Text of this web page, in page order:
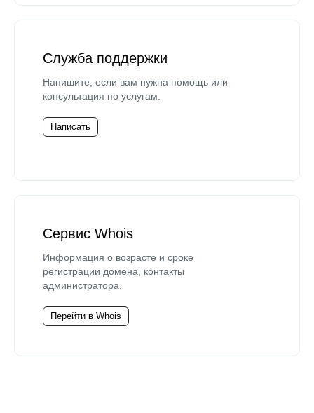
Служба поддержки
Напишите, если вам нужна помощь или
консультация по услугам.
Написать
Сервис Whois
Информация о возрасте и сроке
регистрации домена, контакты
администратора.
Перейти в Whois